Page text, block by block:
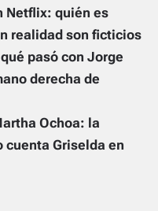
Netflix: quién es
realidad son ficticios
pasó con Jorge
derecha de
Ochoa: la
cuenta Griselda en